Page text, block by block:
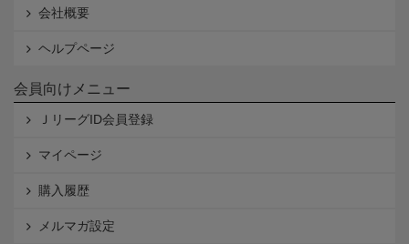
会社概要
ヘルプページ
会員向けメニュー
ＪリーグID会員登録
マイページ
購入履歴
メルマガ設定